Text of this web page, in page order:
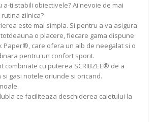
a-ti stabili obiectivele? Ai nevoie de mai
zilnica?
este mai simpla. Si pentru a va asigura
o placere, fiecare gama dispune
Paper®, care ofera un alb de neegalat si o
pentru un confort sporit.
combinate cu puterea SCRIBZEE® de a
gasi notele oriunde si oricand.
ce faciliteaza deschiderea caietului la